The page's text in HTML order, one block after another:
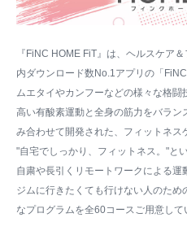
『FiNC HOME FiT』は、ヘルスケア
内ダウンロード数No.1アプリの「
ムエタイやカンフーなどの様々な格
高い有酸素運動と全身の筋力をバラン
み合わせて開発された、フィットネス
"自宅でしっかり、フィットネス。"と
自粛や長引くリモートワークによる
ジムに行きたくても行けない人のた
なプログラムを全60コースご用意して